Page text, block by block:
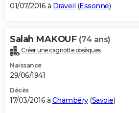
01/07/2016 à Draveil (Essonne)
Salah MAKOUF (74 ans)
Créer une cagnotte obsèques
Naissance
29/06/1941
Décès
17/03/2016 à Chambéry(Savoie)